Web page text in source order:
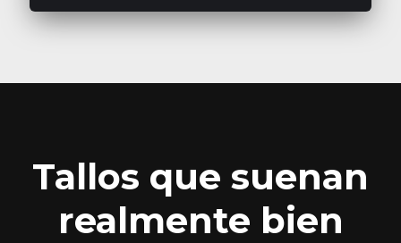
Tallos que suenan
realmente bien